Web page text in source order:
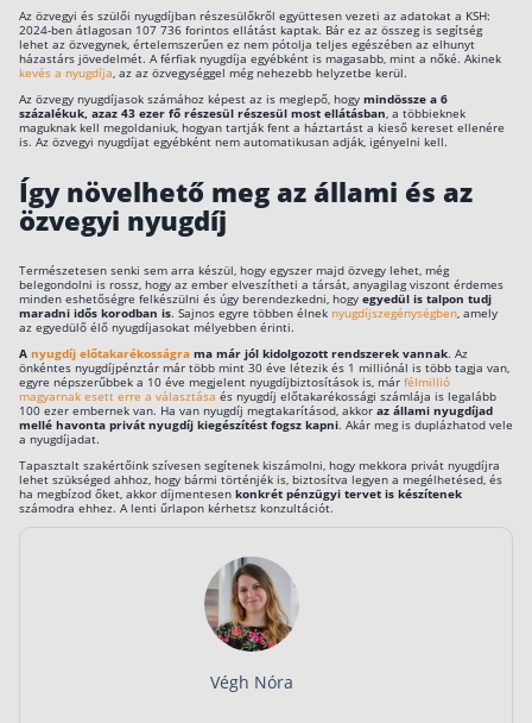
Az özvegyi és szülői nyugdíjban részesülőkről együttesen vezeti az adatokat a KSH:
2024-ben átlagosan 107 736 forintos ellátást kaptak. Bár ez az összeg is segítség
lehet az özvegynek, értelemszerűen ez nem pótolja teljes egészében az elhunyt
házastárs jövedelmét. A férfiak nyugdíja egyébként is magasabb, mint a nőké. Akinek
kevés a nyugdíja , az az özvegységgel még nehezebb helyzetbe kerül.
Az özvegy nyugdíjasok számához képest az is meglepő, hogy mindössze a 6
százalékuk, azaz 43 ezer fő részesül részesül most ellátásban , a többieknek
maguknak kell megoldaniuk, hogyan tartják fent a háztartást a kieső kereset ellenére
is. Az özvegyi nyugdíjat egyébként nem automatikusan adják, igényelni kell.
Így növelhető meg az állami és az
özvegyi nyugdíj
Természetesen senki sem arra készül, hogy egyszer majd özvegy lehet, még
belegondolni is rossz, hogy az ember elveszítheti a társát, anyagilag viszont érdemes
minden eshetőségre felkészülni és úgy berendezkedni, hogy egyedül is talpon tudj
maradni idős korodban is. Sajnos egyre többen élnek nyugdíjszegénységben , amely
az egyedülő élő nyugdíjasokat mélyebben érinti.
A nyugdíj előtakarékosságra ma már jól kidolgozott rendszerek vannak. Az
önkéntes nyugdíjpénztár már több mint 30 éve létezik és 1 milliónál is több tagja van,
egyre népszerűbbek a 10 éve megjelent nyugdíjbiztosítások is, már félmillió
magyarnak esett erre a választása és nyugdíj előtakarékossági számlája is legalább
100 ezer embernek van. Ha van nyugdíj megtakarításod, akkor az állami nyugdíjad
mellé havonta privát nyugdíj kiegészítést fogsz kapni. Akár meg is duplázhatod vele
a nyugdíjadat.
Tapasztalt szakértőink szívesen segítenek kiszámolni, hogy mekkora privát nyugdíjra
lehet szükséged ahhoz, hogy bármi történjék is, biztosítva legyen a megélhetésed, és
ha megbízod őket, akkor díjmentesen konkrét pénzügyi tervet is készítenek
számodra ehhez. A lenti űrlapon kérhetsz konzultációt.
Végh Nóra